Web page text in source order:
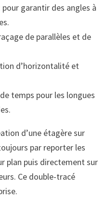
garantir des angles à
de parallèles et de
d’horizontalité et
temps pour les longues
d’une étagère sur
par reporter les
plan puis directement sur
Ce double-tracé